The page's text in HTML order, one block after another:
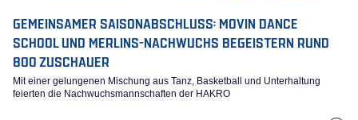
GEMEINSAMER SAISONABSCHLUSS: MOVIN DANCE
SCHOOL UND MERLINS-NACHWUCHS BEGEISTERN RUND
800 ZUSCHAUER
Mit einer gelungenen Mischung aus Tanz, Basketball und Unterhaltung
feierten die Nachwuchsmannschaften der HAKRO